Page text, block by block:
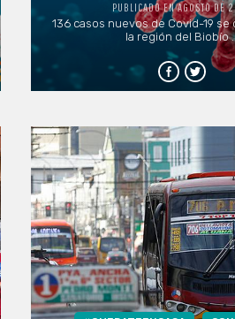
PUBLICADO EN AGOSTO DE
136 casos nuevos de Covid-19 se
la región del Biobío